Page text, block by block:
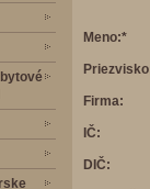
Meno:*
Firma:
IČ:
DIČ: